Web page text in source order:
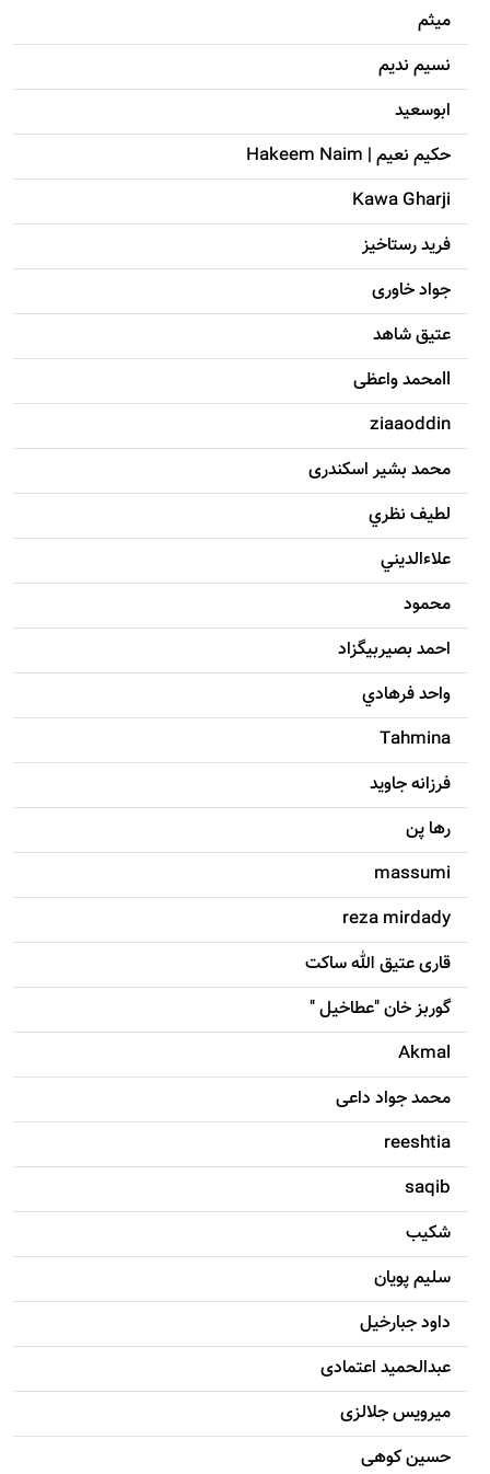
میثم
نسیم ندیم
ابوسعيد
حکيم نعيم | Hakeem Naim
Kawa Gharji
فرید رستاخیز
جواد خاوری
عتیق شاهد
llمحمد واعظی
ziaaoddin
محمد بشیر اسکندری
لطيف نظري
علاءالديني
محمود
احمد بصيربيگزاد
واحد فرهادي
Tahmina
فرزانه جاويد
رها پن
massumi
reza mirdady
قاری عتیق الله ساکت
گوربز خان "عطاخیل "
Akmal
محمد جواد داعی
reeshtia
saqib
شکيب
سليم پویان
داود جبارخیل
عبدالحمید اعتمادی
میرویس جلالزی
حسين کوهی